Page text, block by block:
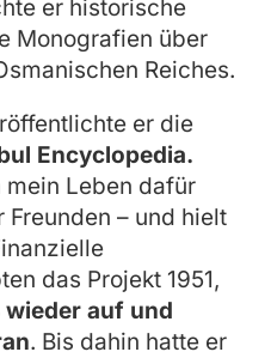
er historische
Monografien über
Reiches.
er die
Encyclopedia.
mein Leben dafür
Freunden – und hielt
das Projekt 1951,
wieder auf und
. Bis dahin hatte er